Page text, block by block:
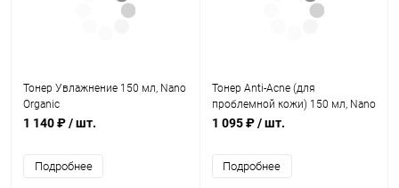
Тонер Увлажнение 150 мл, Nano
Organic
1 140 ₽/ шт.
Подробнее
Тонер Anti-Acne (для
проблемной кожи) 150 мл, Nano
Organic
1 095 ₽/ шт.
Подробнее